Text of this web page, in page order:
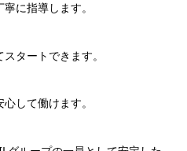
に指導します。
タートできます。
して働けます。